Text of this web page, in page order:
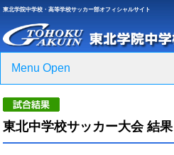
東北学院中学校・高等学校サッカー部オフィシャルサイト
Menu Open
ニュース
東北中学校サッカー大会 結果